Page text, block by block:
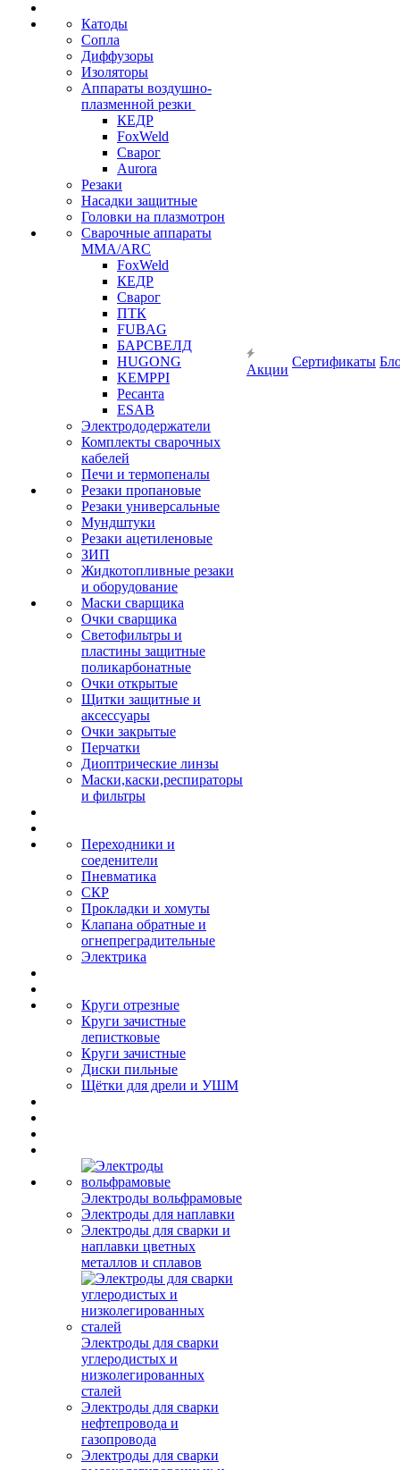
Катоды
Сопла
Диффузоры
Изоляторы
Аппараты воздушно-
плазменной резки
КЕДР
FoxWeld
Сварог
Aurora
Резаки
Насадки защитные
Головки на плазмотрон
Сварочные аппараты
MMA/ARC
FoxWeld
КЕДР
Сварог
ПТК
FUBAG
БАРСВЕЛД
HUGONG
KEMPPI
Ресанта
ESAB
Электрододержатели
Комплекты сварочных
кабелей
Печи и термопеналы
Резаки пропановые
Резаки универсальные
Мундштуки
Резаки ацетиленовые
ЗИП
Жидкотопливные резаки
и оборудование
Маски сварщика
Очки сварщика
Светофильтры и
пластины защитные
поликарбонатные
Очки открытые
Щитки защитные и
аксессуары
Очки закрытые
Перчатки
Диоптрические линзы
Маски,каски,респираторы
и фильтры
Переходники и
соеденители
Пневматика
СКР
Прокладки и хомуты
Клапана обратные и
огнепреградительные
Электрика
Круги отрезные
Круги зачистные
лепистковые
Круги зачистные
Диски пильные
Щётки для дрели и УШМ
Электроды вольфрамовые
Электроды для наплавки
Электроды для сварки и
наплавки цветных
металлов и сплавов
Электроды для сварки
углеродистых и
низколегированных
сталей
Электроды для сварки
нефтепровода и
газопровода
Электроды для сварки
Акции
Сертификаты